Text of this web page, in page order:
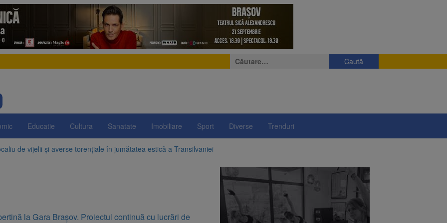
Caută
după:
Educatie Cultura Sanatate Imobiliare Sport Diverse Trenduri
de vijelii și averse torențiale în jumătatea estică a Transilvaniei
Victoria, reținut după ce și-ar fi agresat soția de două ori în câteva zile
i-au condus pe polițiști la cioate. Bărbat prins în pădure la Ormeniș
platforma suspeND.ro pentru urmărirea inițiativei de suspendare a președintelui Nicușor
la Gara Brașov. Proiectul continuă cu lucrări de